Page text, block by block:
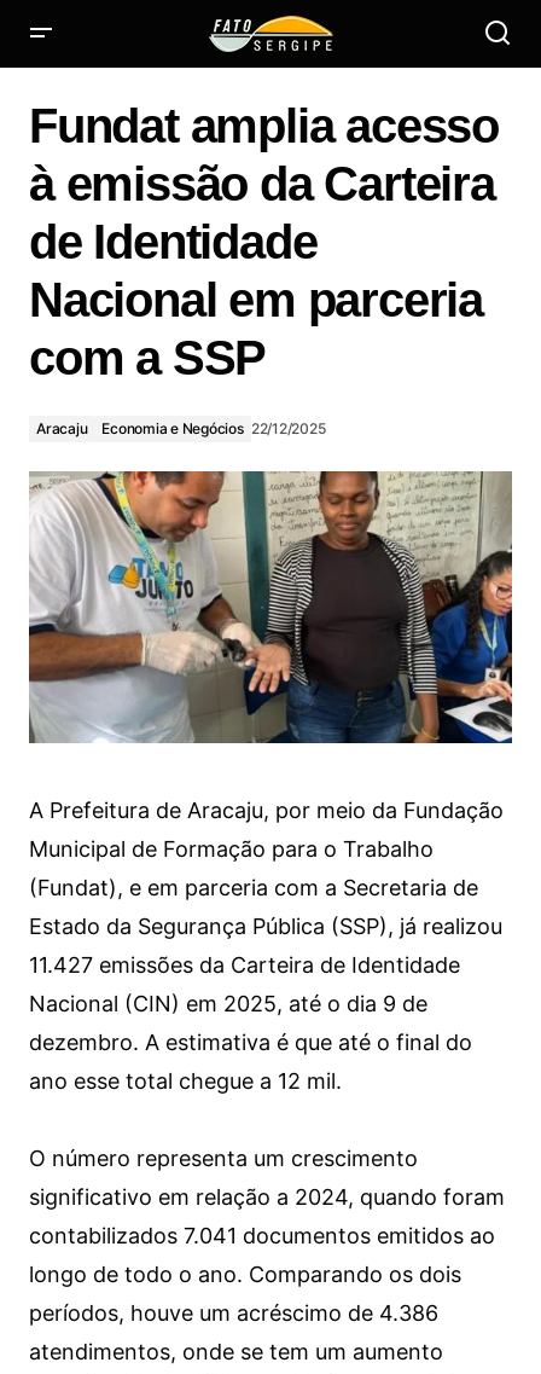
Fundat amplia acesso
à emissão da Carteira
de Identidade
Nacional em parceria
com a SSP
Aracaju Economia e Negócios 22/12/2025
A Prefeitura de Aracaju, por meio da Fundação
Municipal de Formação para o Trabalho
(Fundat), e em parceria com a Secretaria de
Estado da Segurança Pública (SSP), já realizou
11.427 emissões da Carteira de Identidade
Nacional (CIN) em 2025, até o dia 9 de
dezembro. A estimativa é que até o final do
ano esse total chegue a 12 mil.
O número representa um crescimento
significativo em relação a 2024, quando foram
contabilizados 7.041 documentos emitidos ao
longo de todo o ano. Comparando os dois
períodos, houve um acréscimo de 4.386
atendimentos, onde se tem um aumento